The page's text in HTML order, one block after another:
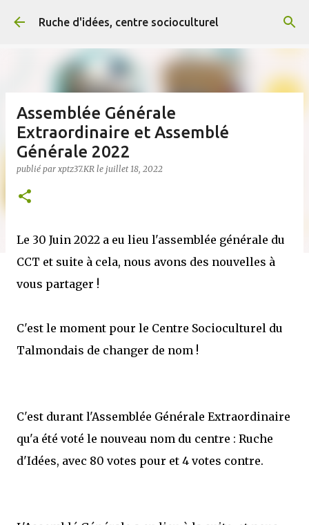
Accéder au contenu principal
Ruche d'idées, centre socioculturel
Assemblée Générale
Extraordinaire et Assemblé
Générale 2022
publié par xptz37.KR le juillet 18, 2022
Le 30 Juin 2022 a eu lieu l'assemblée générale du
CCT et suite à cela, nous avons des nouvelles à
vous partager !
C'est le moment pour le Centre Socioculturel du
Talmondais de changer de nom !
C'est durant l'Assemblée Générale Extraordinaire
qu'a été voté le nouveau nom du centre : Ruche
d'Idées, avec 80 votes pour et 4 votes contre.